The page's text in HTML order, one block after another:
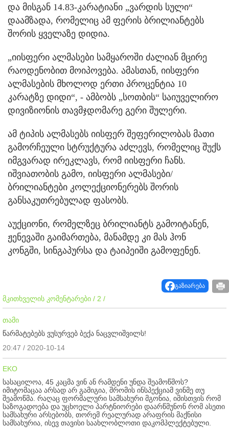
და მისგან 14.83-კარატიანი „ვარდის სული“
დაამზადა, რომელიც ამ ფერის ბრილიანტებს
შორის ყველაზე დიდია.
„იისფერი ალმასები სამყაროში ძალიან მცირე
რაოდენობით მოიპოვება. ამასთან, იისფერი
ალმასების მხოლოდ ერთი პროცენტია 10
კარატზე დიდი“, - ამბობს „სოთბის“ საიუველირო
დივიზიონის თავმჯდომარე გერი შულერი.
ამ ტიპის ალმასებს იისფერ შეფერილობას მათი
გამორჩეული სტრუქტურა აძლევს, რომელიც შუქს
იმგვარად ირეკლავს, რომ იისფერი ჩანს.
იშვიათობის გამო, იისფერი ალმასები/
ბრილიანტები კოლექციონერებს შორის
განსაკუთრებულად ფასობს.
აუქციონი, რომელზეც ბრილიანტს გამოიტანენ,
ჟენევაში გაიმართება, მანამდე კი მას ჰონ
კონგში, სინგაპურსა და ტაიპეიში გამოფენენ.
გაზიარება
მკითხველის კომენტარები / 2 /
თამი
წარმატებებს ვუსურვებ ბექა ნაცვლიშვილს!
20:47 / 2020-10-14
EKO
სასაცილოა, 45 კაცმა ვინ ან რამდენი უნდა შეამოწმოს?
იმიტომაცაა არსად არ გამიგია, შრომის ინსპექციამ ვინმე თუ
შეამოწმა. რაღაც ფორმალური სამსახური მგონია, იმისთვის რომ
საზოგადოება და უცხოელი პარტნიორები დაარწმუნონ რომ ასეთი
სამსახური არსებობს, თორემ რეალურად არაფრის მაქნისი
სამსახურია, ისევ თავისი საახლობლოთი დაკომპლექტებული.